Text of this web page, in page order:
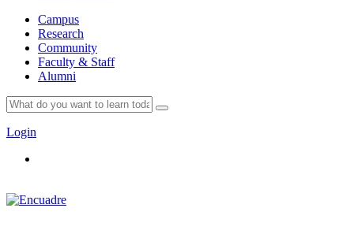
Campus
Research
Community
Faculty & Staff
Alumni
Login